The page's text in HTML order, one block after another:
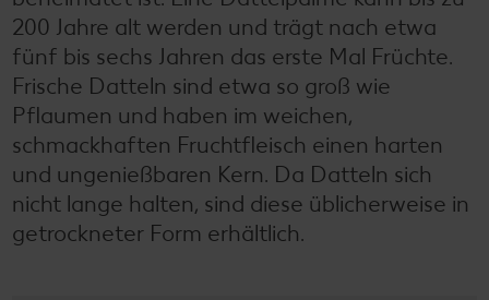
200 Jahre alt werden und trägt nach etwa
fünf bis sechs Jahren das erste Mal Früchte.
Frische Datteln sind etwa so groß wie
Pflaumen und haben im weichen,
schmackhaften Fruchtfleisch einen harten
und ungenießbaren Kern. Da Datteln sich
nicht lange halten, sind diese üblicherweise in
getrockneter Form erhältlich.